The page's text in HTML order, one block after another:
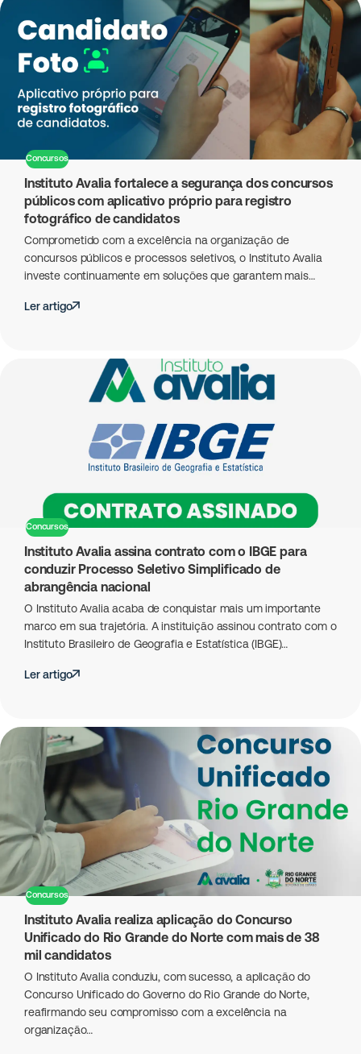
Concursos
Instituto Avalia fortalece a segurança dos concursos
públicos com aplicativo próprio para registro
fotográfico de candidatos
Comprometido com a excelência na organização de
concursos públicos e processos seletivos, o Instituto Avalia
investe continuamente em soluções que garantem mais…
Ler artigo
Concursos
Instituto Avalia assina contrato com o IBGE para
conduzir Processo Seletivo Simplificado de
abrangência nacional
O Instituto Avalia acaba de conquistar mais um importante
marco em sua trajetória. A instituição assinou contrato com o
Instituto Brasileiro de Geografia e Estatística (IBGE)…
Ler artigo
Concursos
Instituto Avalia realiza aplicação do Concurso
Unificado do Rio Grande do Norte com mais de 38
mil candidatos
O Instituto Avalia conduziu, com sucesso, a aplicação do
Concurso Unificado do Governo do Rio Grande do Norte,
reafirmando seu compromisso com a excelência na
organização…